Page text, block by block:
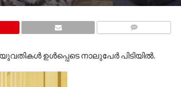
ഉള്‍പ്പെടെ നാലുപേര്‍ പിടിയില്‍.